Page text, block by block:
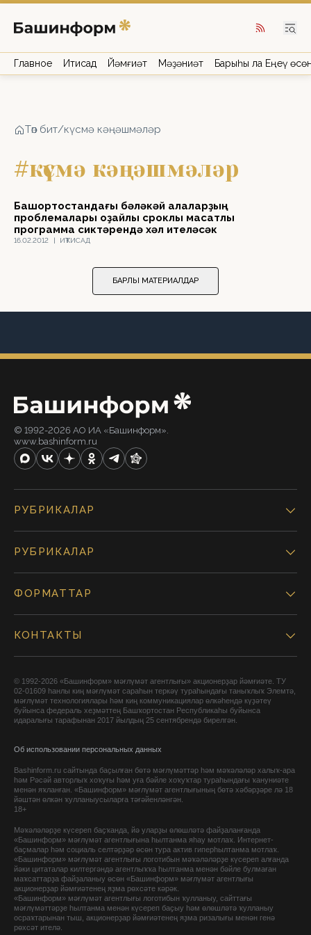
Главное Иҡтисад Йәмғиәт Мәҙәниәт Барыһы ла Еңеү
Төп бит/күсмә кәңәшмәләр
#күсмә кәңәшмәләр
16.02.2012 | ИҠТИСАД
Башҡортостандағы бәләкәй ҡалаларҙың
проблемалары оҙайлы сроклы маҡсатлы
программа сиктәрендә хәл ителәсәк
БАРЛЫҠ МАТЕРИАЛДАР
© 1992-2026 АО ИА «Башинформ».
www.bashinform.ru
РУБРИКАЛАР
РУБРИКАЛАР
ФОРМАТТАР
КОНТАКТЫ
© 1992-2026 «Башинформ» мәғлүмәт агентлығы» акционерҙар йәмғиәте. ТУ
02-01609 һанлы киң мәғлүмәт сараһын теркәү тураһындағы таныҡлыҡ Элемтә,
мәғлүмәт технологиялары һәм киң коммуникациялар өлкәһендә күҙәтеү
буйынса федераль хеҙмәттең Башҡортостан Республикаһы буйынса
идаралығы тарафынан 2017 йылдың 25 сентябрендә бирелгән.
Об использовании персональных данных
Bashinform.ru сайтында баҫылған бөтә мәғлүмәттәр һәм мәҡәләләр халыҡ-ара
һәм Рәсәй авторлыҡ хоҡуғы һәм уға бәйле хоҡуҡтар тураһындағы ҡануниәте
менән яҡланған. «Башинформ» мәғлүмәт агентлығының бөтә хәбәрҙәре лә 18
йәштән өлкән ҡулланыусыларға тәғәйенләнгән.
18+
Мәҡәләләрҙе күсереп баҫҡанда, йә уларҙы өлөшләтә файҙаланғанда
«Башинформ» мәғлүмәт агентлығына һылтанма яһау мотлаҡ. Интернет-
баҫмалар һәм социаль селтәрҙәр өсөн тура актив гиперһылтанма мотлаҡ.
«Башинформ» мәғлүмәт агентлығы логотибын мәҡәләләрҙе күсереп алғанда
йәки цитаталар килтергәндә агентлыҡҡа һылтанма менән бәйле булмаған
маҡсаттарҙа файҙаланыу өсөн «Башинформ» мәғлүмәт агентлығы
акционерҙар йәмғиәтенең яҙма рөхсәте кәрәк.
«Башинформ» мәғлүмәт агентлығы логотибын ҡулланыу, сайттағы
мәғлүмәттәрҙе һылтанма менән күсереп баҫыу һәм өлөшләтә ҡулланыу
осраҡтарынан тыш, акционерҙар йәмғиәтенең яҙма ризалығы менән генә
рөхсәт ителә.